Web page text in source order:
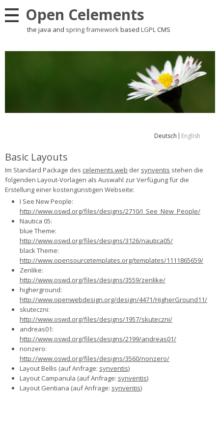
Open Celements
the java and spring frameworkbased LGPLCMS
Deutsch English
Basic Layouts
Im Standard Package des celements.web der synventis stehen die
folgenden Layout-Vorlagen als Auswahl zur Verfügung für die
Erstellung einer kostengünstigen Webseite:
I See New People:
http://www.oswd.org/files/designs/2710/I_See_New_People/
Nautica 05:
blue Theme:
http://www.oswd.org/files/designs/3126/nautica05/
black Theme:
http://www.opensourcetemplates.org/templates/1111865659/
Zenlike:
http://www.oswd.org/files/designs/3559/zenlike/
higherground:
http://www.openwebdesign.org/design/4471/HigherGround11/
skuteczni:
http://www.oswd.org/files/designs/1957/skuteczni/
andreas01:
http://www.oswd.org/files/designs/2199/andreas01/
nonzero:
http://www.oswd.org/files/designs/3560/nonzero/
Layout Bellis (auf Anfrage: synventis)
Layout Campanula (auf Anfrage: synventis)
Layout Gentiana (auf Anfrage: synventis)